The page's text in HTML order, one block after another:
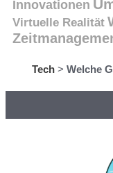
Innovationen
Virtuelle Realität
Tech > Welche